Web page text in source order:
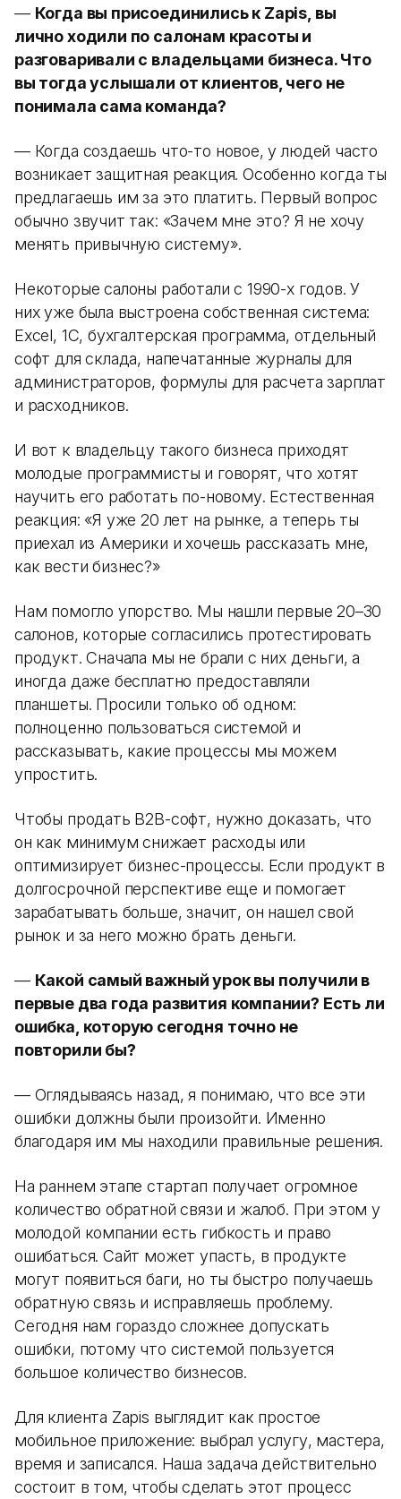
— Когда вы присоединились к Zapis, вы
лично ходили по салонам красоты и
разговаривали с владельцами бизнеса. Что
вы тогда услышали от клиентов, чего не
понимала сама команда?
— Когда создаешь что-то новое, у людей часто
возникает защитная реакция. Особенно когда ты
предлагаешь им за это платить. Первый вопрос
обычно звучит так: «Зачем мне это? Я не хочу
менять привычную систему».
Некоторые салоны работали с 1990-х годов. У
них уже была выстроена собственная система:
Excel, 1С, бухгалтерская программа, отдельный
софт для склада, напечатанные журналы для
администраторов, формулы для расчета зарплат
и расходников.
И вот к владельцу такого бизнеса приходят
молодые программисты и говорят, что хотят
научить его работать по-новому. Естественная
реакция: «Я уже 20 лет на рынке, а теперь ты
приехал из Америки и хочешь рассказать мне,
как вести бизнес?»
Нам помогло упорство. Мы нашли первые 20–30
салонов, которые согласились протестировать
продукт. Сначала мы не брали с них деньги, а
иногда даже бесплатно предоставляли
планшеты. Просили только об одном:
полноценно пользоваться системой и
рассказывать, какие процессы мы можем
упростить.
Чтобы продать B2B-софт, нужно доказать, что
он как минимум снижает расходы или
оптимизирует бизнес-процессы. Если продукт в
долгосрочной перспективе еще и помогает
зарабатывать больше, значит, он нашел свой
рынок и за него можно брать деньги.
— Какой самый важный урок вы получили в
первые два года развития компании? Есть ли
ошибка, которую сегодня точно не
повторили бы?
— Оглядываясь назад, я понимаю, что все эти
ошибки должны были произойти. Именно
благодаря им мы находили правильные решения.
На раннем этапе стартап получает огромное
количество обратной связи и жалоб. При этом у
молодой компании есть гибкость и право
ошибаться. Сайт может упасть, в продукте
могут появиться баги, но ты быстро получаешь
обратную связь и исправляешь проблему.
Сегодня нам гораздо сложнее допускать
ошибки, потому что системой пользуется
большое количество бизнесов.
Для клиента Zapis выглядит как простое
мобильное приложение: выбрал услугу, мастера,
время и записался. Наша задача действительно
состоит в том, чтобы сделать этот процесс